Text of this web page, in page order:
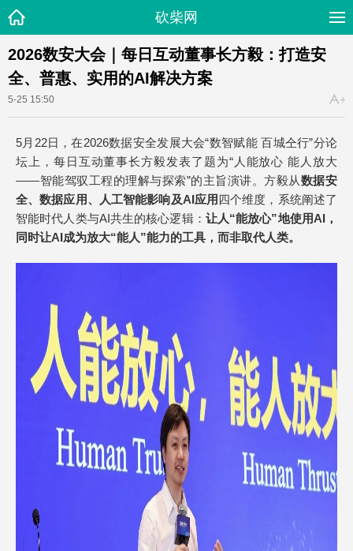
砍柴网
2026数安大会｜每日互动董事长方毅：打造安
全、普惠、实用的AI解决方案
5-25 15:50
5月22日，在2026数据安全发展大会“数智赋能 百城仝行”分论
坛上，每日互动董事长方毅发表了题为“人能放心 能人放大
——智能驾驭工程的理解与探索”的主旨演讲。方毅从数据安
全、数据应用、人工智能影响及AI应用四个维度，系统阐述了
智能时代人类与AI共生的核心逻辑： 让人“能放心”地使用AI，
同时让AI成为放大“能人”能力的工具，而非取代人类。